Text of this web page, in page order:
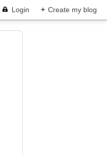
Login + Create my blog